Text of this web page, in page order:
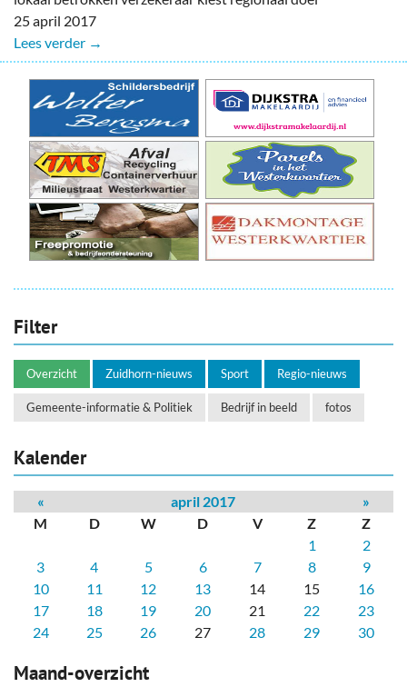
25 april 2017
Lees verder →
Filter
Overzicht Zuidhorn-nieuws Sport Regio-nieuws
Gemeente-informatie & Politiek Bedrijf in beeld fotos
Kalender
« april 2017
»
M
D W D V Z
Z
1
2
3
4 5 6 7 8
9
10
11 12 13 14 15
16
17
18 19 20 21 22
23
24
25 26 27 28 29 30
Maand-overzicht